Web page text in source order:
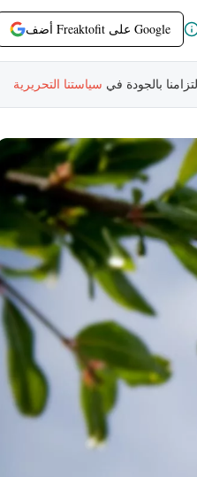
أضف Freaktofit على Google
بالجودة في سياستنا التحريرية